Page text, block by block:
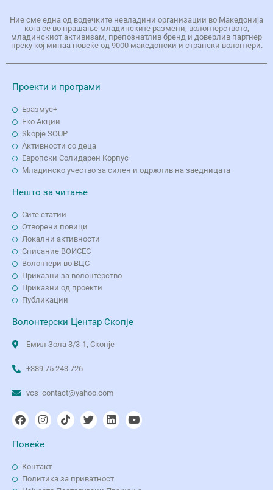
Ние сме една од водечките невладини организации во Македонија
кога се во прашање младинските размени, волонтерството,
младинскиот активизам, препознатлив бренд и доверлив партнер
преку кој минаа повеќе од 9000 македонски и странски волонтери.
Проекти и програми
Еразмус+
Еко Aкции
Skopje SOUP
Активности со деца
Европски Солидарен Корпус
Младинско учество за силен и одржлив на заедницата
Нешто за читање
Сите статии
Отворени повици
Локални активности
Списание ВОИСЕС
Волонтери во ВЦС
Приказни за волонтерство
Приказни од проекти
Публикации
Волонтерски Центар Скопје
Емил Зола 3/3-1, Скопје
+389 75 243 726
vcs_contact@yahoo.com
Повеќе
Контакт
Политика за приватност